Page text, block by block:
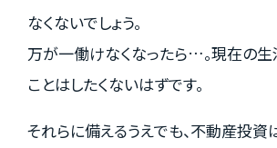
なくないでしょう。
万が一働けなくなったら…。現在の生
ことはしたくないはずです。
それらに備えるうえでも、不動産投